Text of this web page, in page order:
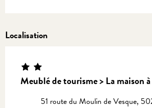
Localisation
Meublé de tourisme > La maison
51 route du Moulin de Vesque,